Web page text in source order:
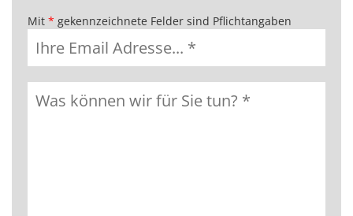
Mit * gekennzeichnete Felder sind Pflichtangaben